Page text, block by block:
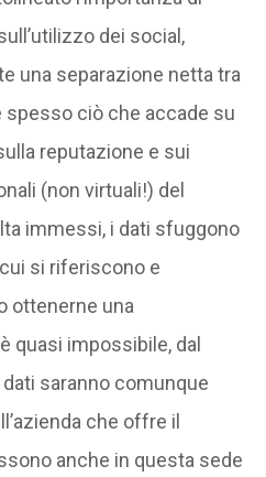
dei social,
una separazione netta tra
spesso ciò che accade su
reputazione e sui
(non virtuali!) del
immessi, i dati sfuggono
si riferiscono e
ottenerne una
quasi impossibile, dal
saranno comunque
che offre il
anche in questa sede